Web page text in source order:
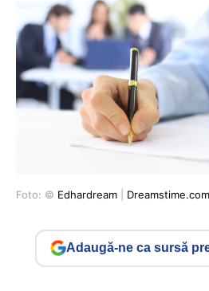
Foto: © Edhardream Dreamstime.com
Adaugă-ne ca sursă